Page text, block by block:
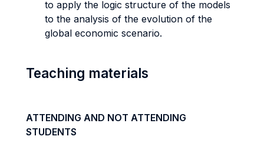
to apply the logic structure of the models
to the analysis of the evolution of the
global economic scenario.
Teaching materials
ATTENDING AND NOT ATTENDING
STUDENTS